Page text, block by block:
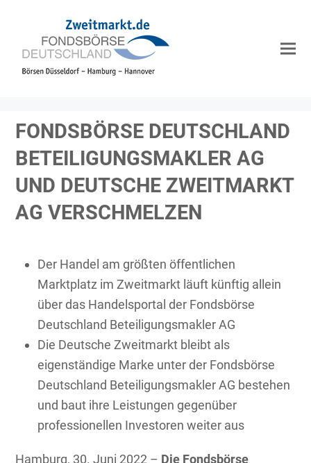
FONDSBÖRSE DEUTSCHLAND
BETEILIGUNGSMAKLER AG
UND DEUTSCHE ZWEITMARKT
AG VERSCHMELZEN
Der Handel am größten öffentlichen
Marktplatz im Zweitmarkt läuft künftig allein
über das Handelsportal der Fondsbörse
Deutschland Beteiligungsmakler AG
Die Deutsche Zweitmarkt bleibt als
eigenständige Marke unter der Fondsbörse
Deutschland Beteiligungsmakler AG bestehen
und baut ihre Leistungen gegenüber
professionellen Investoren weiter aus
Hamburg, 30. Juni 2022 – Die Fondsbörse